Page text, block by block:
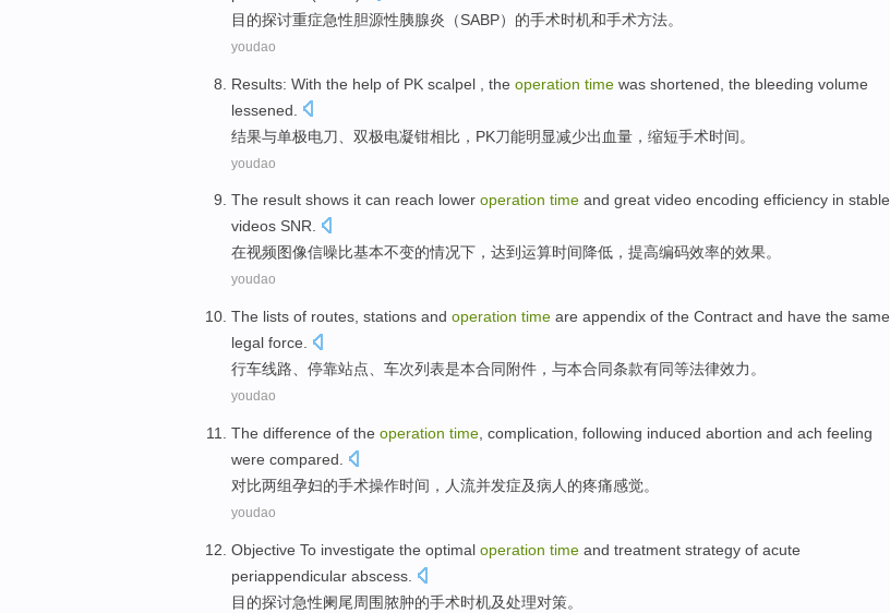
目的探讨重症急性胆源性胰腺炎 （SABP） 的手术时机和手术方法。
youdao
Results: With the help of PK scalpel , the operation time was shortened , the bleeding volume
lessened
结果与单极电刀、双极电凝钳相比， PK刀能明显减少出血量， 缩短手术时间。
youdao
The result shows it can reach lower operation time and great video encoding efficiency in stable
videos SNR.
在视频图像信噪比基本不变的情况下 ， 达到运算时间降低，提高编码效率的效果。
youdao
The lists of routes stations and operation time are appendix of the Contract and have the same
legal force
行车线路、 停靠站点 车次列表是本合同 附件， 与本合同条款有同等法律效力。
youdao
The difference of the operation time complication , following induced abortion and ach feeling
were compared.
对比两组孕妇的手术操作时间 ， 人流并发症及病人的疼痛感觉。
youdao
Objective To investigate the optimal operation time and treatment strategy of acute
periappendicular abscess
目的探讨急性阑尾周围 脓肿的手术时机及处理对策。